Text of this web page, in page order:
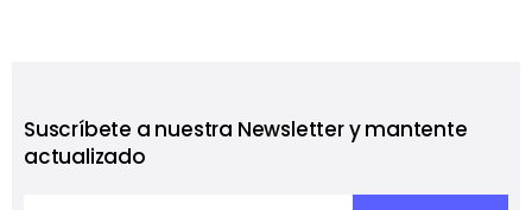
Suscríbete a nuestra Newsletter y mantente
actualizado